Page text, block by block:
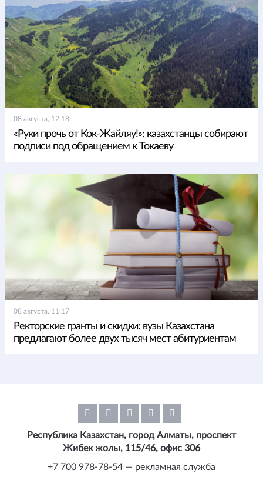
08 августа, 12:18
«Руки прочь от Кок-Жайляу!»: казахстанцы собирают
подписи под обращением к Токаеву
08 августа, 11:17
Ректорские гранты и скидки: вузы Казахстана
предлагают более двух тысяч мест абитуриентам
Республика Казахстан, город Алматы, проспект
Жибек жолы, 115/46, офис 306
+7 700 978-78-54 — рекламная служба